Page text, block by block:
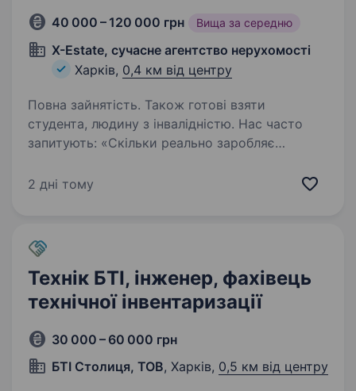
40 000 – 120 000 грн Вища за середню
X-Estate, сучасне агентство нерухомості
Харків, 0,4 км від центру
Повна зайнятість. Також готові взяти
студента, людину з інвалідністю. Нас часто
запитують: «Скільки реально заробляє
заробляє з першого тижня роботи!
агентів-початківців…
2 дні тому
Технік БТІ, інженер, фахівець
технічної інвентаризації
30 000 – 60 000 грн
БТІ Столиця, ТОВ, Харків, 0,5 км від центру